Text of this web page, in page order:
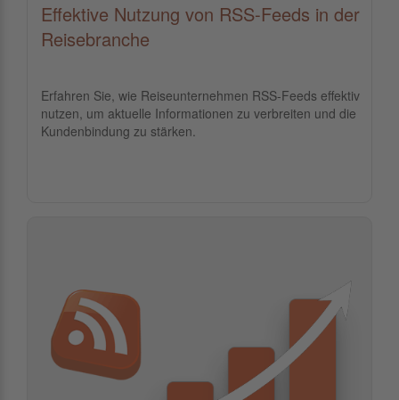
Effektive Nutzung von RSS-Feeds in der
Reisebranche
Erfahren Sie, wie Reiseunternehmen RSS-Feeds effektiv
nutzen, um aktuelle Informationen zu verbreiten und die
Kundenbindung zu stärken.